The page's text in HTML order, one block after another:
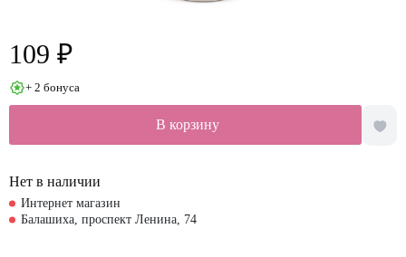
109 ₽
+ 2 бонуса
В корзину
Нет в наличии
Интернет магазин
Балашиха, проспект Ленина, 74